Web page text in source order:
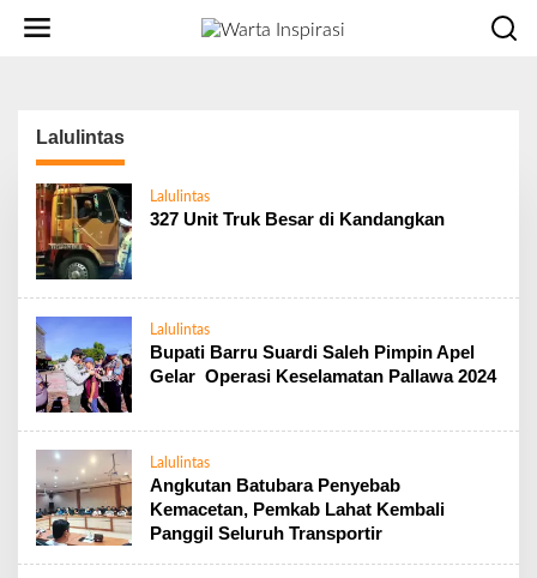
Lalulintas
Lalulintas
327 Unit Truk Besar di Kandangkan
Lalulintas
Bupati Barru Suardi Saleh Pimpin Apel
Gelar Operasi Keselamatan Pallawa 2024
Lalulintas
Angkutan Batubara Penyebab
Kemacetan, Pemkab Lahat Kembali
Panggil Seluruh Transportir